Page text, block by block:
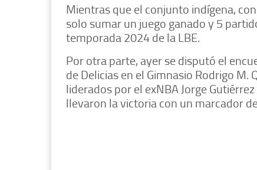
Mientras que el conjunto indígena,
solo sumar un juego ganado y 5
temporada 2024 de la LBE.
Por otra parte, ayer se disputó el
de Delicias en el Gimnasio Rodrigo
liderados por el exNBA Jorge
llevaron la victoria con un marcador